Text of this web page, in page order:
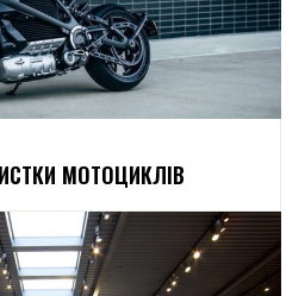
МОТОЦИКЛІВ